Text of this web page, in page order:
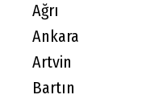
Ağrı
Ankara
Artvin
Bartın